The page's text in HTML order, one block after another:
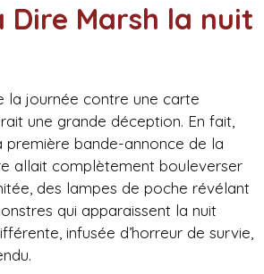
Dire Marsh la nuit
la journée contre une carte
une grande déception. En fait,
première bande-annonce de la
allait complètement bouleverser
des lampes de poche révélant
qui apparaissent la nuit
infusée d’horreur de survie,